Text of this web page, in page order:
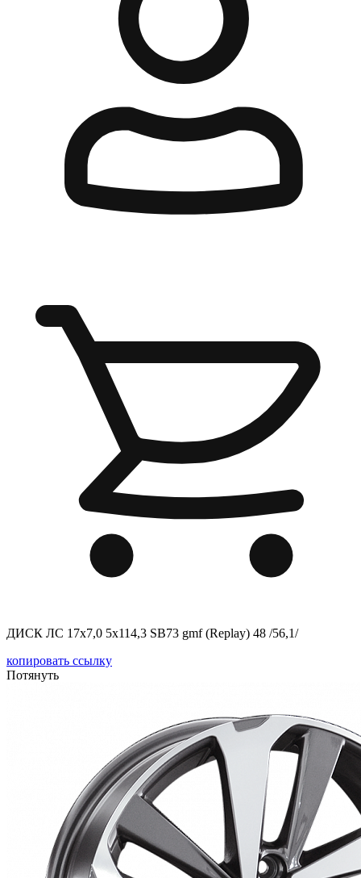
ДИСК ЛС 17x7,0 5x114,3 SB73 gmf (Replay) 48 /56,1/
копировать ссылку
Потянуть